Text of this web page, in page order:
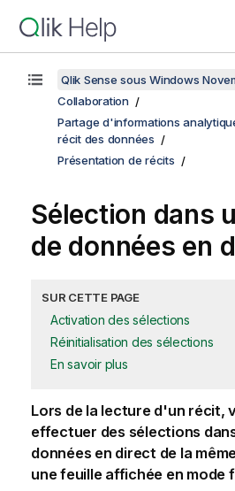
Qlik Sense sous Windows
Collaboration
Partage d'informations
récit des données
Présentation de récits
Sélection dans
de données en
SUR CETTE PAGE
Activation des sélections
Réinitialisation des sélections
En savoir plus
Lors de la lecture d'un récit,
effectuer des sélections
données en direct de la
une feuille affichée en mode